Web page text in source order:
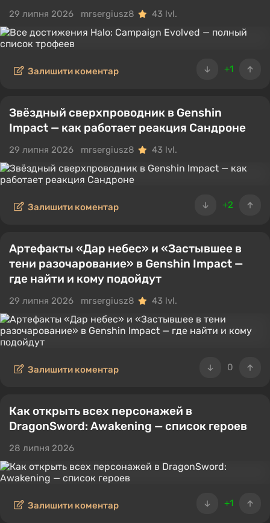
29 липня 2026 mrsergiusz8 43 lvl.
+1
Залишити коментар
Звёздный сверхпроводник в Genshin
Impact — как работает реакция Сандроне
29 липня 2026 mrsergiusz8 43 lvl.
+2
Залишити коментар
Артефакты «Дар небес» и «Застывшее в
тени разочарование» в Genshin Impact —
где найти и кому подойдут
29 липня 2026 mrsergiusz8 43 lvl.
0
Залишити коментар
Как открыть всех персонажей в
DragonSword: Awakening — список героев
28 липня 2026
+1
Залишити коментар